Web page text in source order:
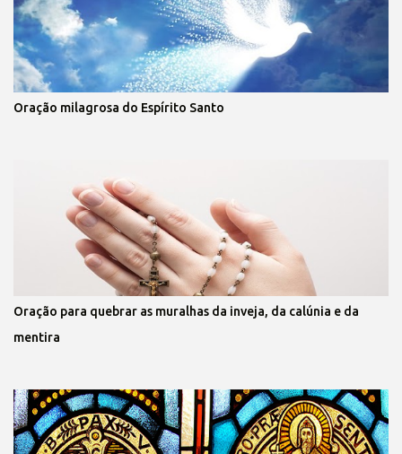
Oração milagrosa do Espírito Santo
Oração para quebrar as muralhas da inveja, da calúnia e da
mentira